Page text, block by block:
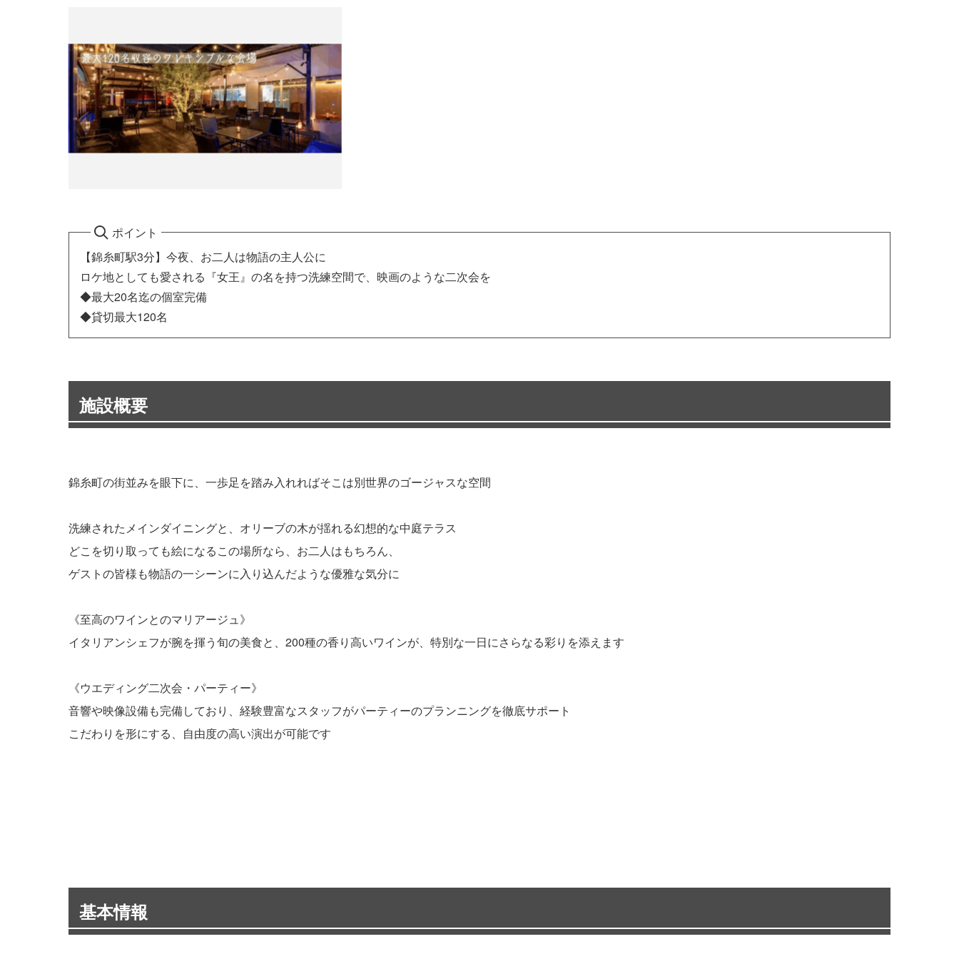
ポイント
【錦糸町駅3分】今夜、お二人は物語の主人公に
ロケ地としても愛される『女王』の名を持つ洗練空間で、映画のような二次会を
◆最大20名迄の個室完備
◆貸切最大120名
施設概要
錦糸町の街並みを眼下に、一歩足を踏み入れればそこは別世界のゴージャスな空間
洗練されたメインダイニングと、オリーブの木が揺れる幻想的な中庭テラス
どこを切り取っても絵になるこの場所なら、お二人はもちろん、
ゲストの皆様も物語の一シーンに入り込んだような優雅な気分に
《至高のワインとのマリアージュ》
イタリアンシェフが腕を揮う旬の美食と、200種の香り高いワインが、特別な一日にさらなる彩りを添えます
《ウエディング二次会・パーティー》
音響や映像設備も完備しており、経験豊富なスタッフがパーティーのプランニングを徹底サポート
こだわりを形にする、自由度の高い演出が可能です
基本情報